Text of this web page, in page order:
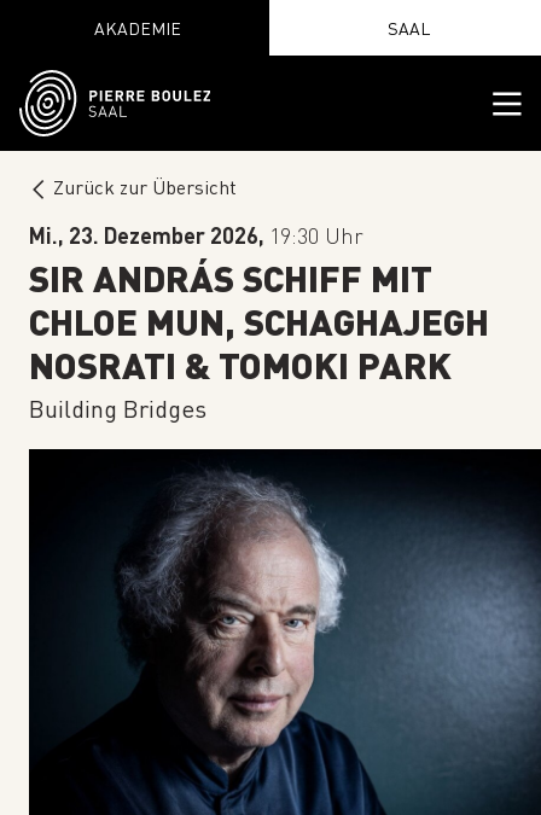
AKADEMIE SAAL
Zurück zur Übersicht
Mi., 23. Dezember 2026, 19:30 Uhr
SIR ANDRÁS SCHIFF MIT
CHLOE MUN, SCHAGHAJEGH
NOSRATI & TOMOKI PARK
Building Bridges